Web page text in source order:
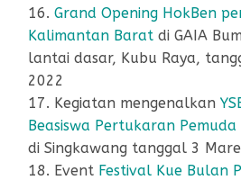
16.Grand Opening HokBen
Kalimantan Barat di GAIA
lantai dasar, Kubu Raya,
2022
17. Kegiatan mengenalkan
Beasiswa Pertukaran
di Singkawang tanggal 3
18. Event Festival Kue Bulan